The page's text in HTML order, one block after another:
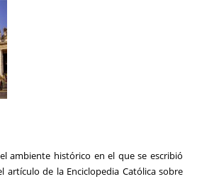
ambiente histórico en el que se escribió
artículo de la Enciclopedia Católica sobre